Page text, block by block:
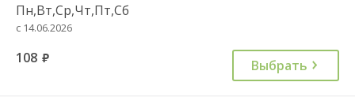
Пн,Вт,Ср,Чт,Пт,Сб
с 14.06.2026
108 руб. Выбрать